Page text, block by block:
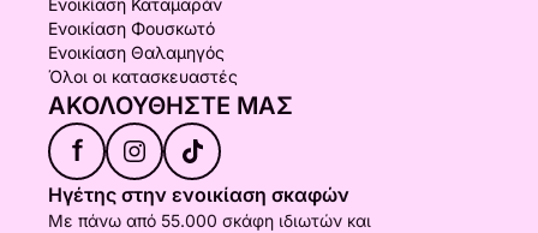
Ενοικίαση Καταμαράν
Ενοικίαση Φουσκωτό
Ενοικίαση Θαλαμηγός
Όλοι οι κατασκευαστές
ΑΚΟΛΟΥΘΉΣΤΕ ΜΑΣ
f
Ηγέτης στην ενοικίαση σκαφών
Με πάνω από 55.000 σκάφη ιδιωτών και